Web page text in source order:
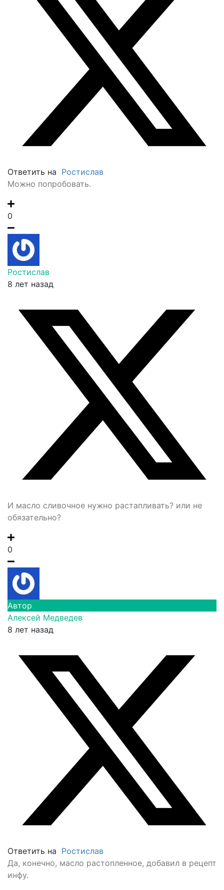
Ответить на Ростислав
Можно попробовать.
0
Ростислав
8 лет назад
И масло сливочное нужно растапливать? или не
обязательно?
0
Автор
Алексей Медведев
8 лет назад
Ответить на Ростислав
Да, конечно, масло растопленное, добавил в рецепт
инфу.